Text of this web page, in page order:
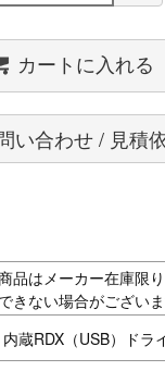
カートに入れる
い合わせ / 見積
品はメーカー在庫限
きない場合がございま
内蔵RDX（USB）ドラ